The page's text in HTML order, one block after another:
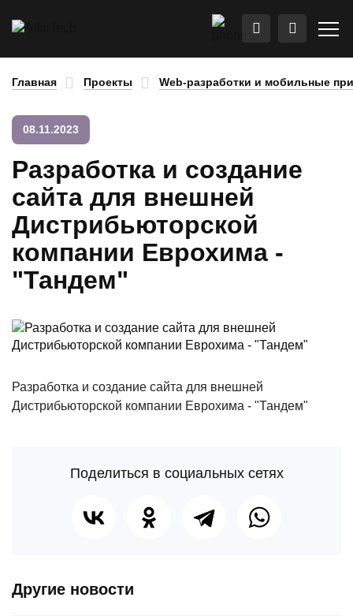
Главная Проекты Web-разработки и мобильные
08.11.2023
Разработка и создание
сайта для внешней
Дистрибьюторской
компании Еврохима -
"Тандем"
Разработка и создание сайта для внешней
Дистрибьюторской компании Еврохима - "Тандем"
Поделиться в социальных сетях
Другие новости